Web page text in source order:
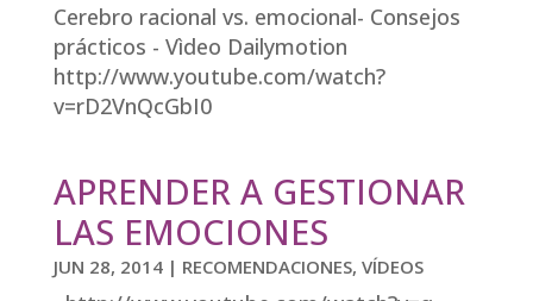
Cerebro racional vs. emocional- Consejos
prácticos - Vìdeo Dailymotion
http://www.youtube.com/watch?
v=rD2VnQcGbI0
APRENDER A GESTIONAR
LAS EMOCIONES
JUN 28, 2014| RECOMENDACIONES, VÍDEOS